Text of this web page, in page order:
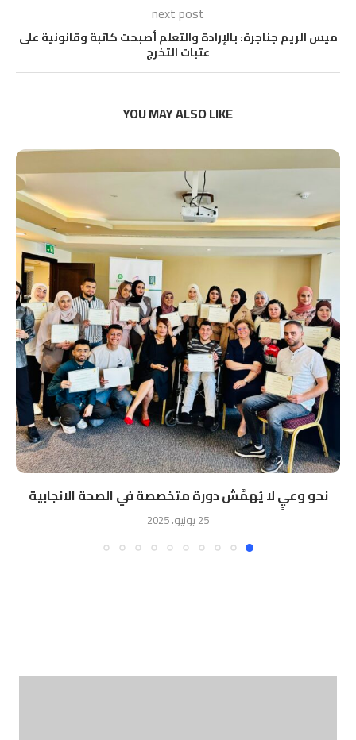
next post
ميس الريم جناجرة: بالإرادة والتعلم أصبحت كاتبة وقانونية على
عتبات التخرج
YOU MAY ALSO LIKE
نحو وعيٍ لا يُهمَّش دورة متخصصة في الصحة الانجابية
25 يونيو، 2025